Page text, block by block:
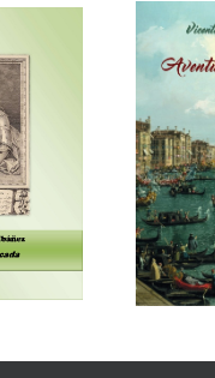
veneciana y
cuentos